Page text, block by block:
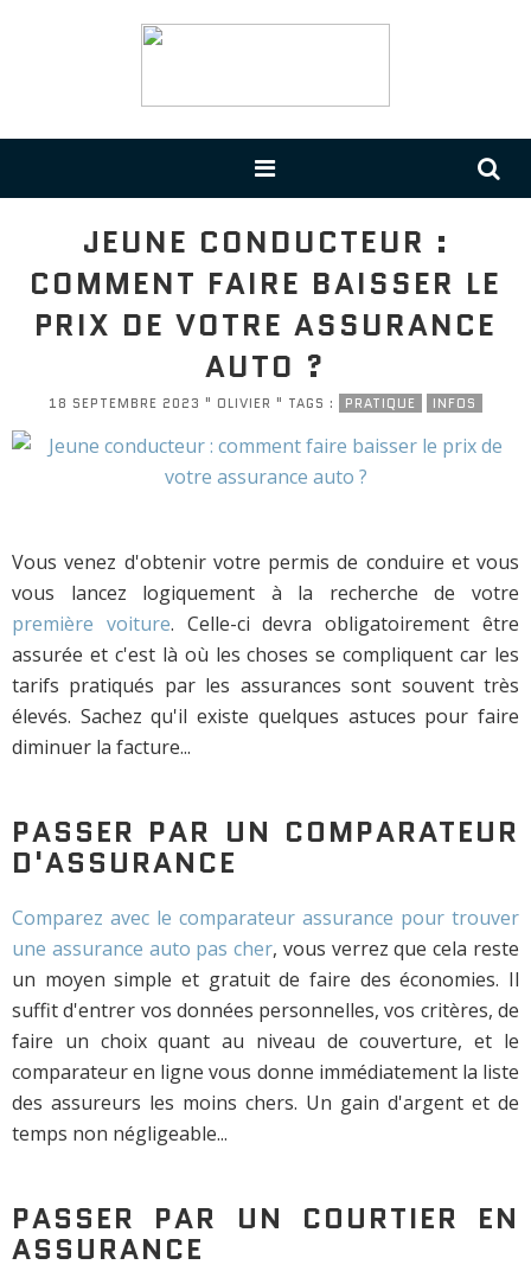
JEUNE CONDUCTEUR :
COMMENT FAIRE BAISSER LE
PRIX DE VOTRE ASSURANCE
AUTO ?
18 SEPTEMBRE 2023 " OLIVIER " TAGS : PRATIQUE INFOS
Vous venez d'obtenir votre permis de conduire et vous
vous lancez logiquement à la recherche de votre
première voiture. Celle-ci devra obligatoirement être
assurée et c'est là où les choses se compliquent car les
tarifs pratiqués par les assurances sont souvent très
élevés. Sachez qu'il existe quelques astuces pour faire
diminuer la facture...
PASSER PAR UN COMPARATEUR
D'ASSURANCE
Comparez avec le comparateur assurance pour trouver
une assurance auto pas cher, vous verrez que cela reste
un moyen simple et gratuit de faire des économies. Il
suffit d'entrer vos données personnelles, vos critères, de
faire un choix quant au niveau de couverture, et le
comparateur en ligne vous donne immédiatement la liste
des assureurs les moins chers. Un gain d'argent et de
temps non négligeable...
PASSER PAR UN COURTIER EN
ASSURANCE